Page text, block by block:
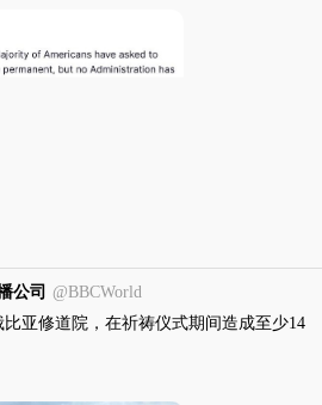
引发的焦虑也对健康不利。权威的医学、
明，停止一年两次的时间调整，让我们在
保持现状，不再更改。这是一个共和党
人士都能团结支持的问题。我呼吁共和
搁置，允许热线在共和党方面畅通。让
保护法案》。感谢你对此事的关注！
公司
@BBCWorld
亚修道院，在祈祷仪式期间造成至少14